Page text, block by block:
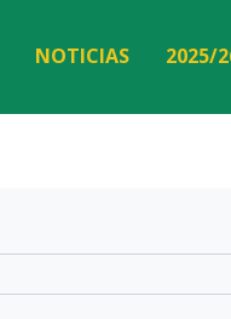
NOTICIAS 2025/